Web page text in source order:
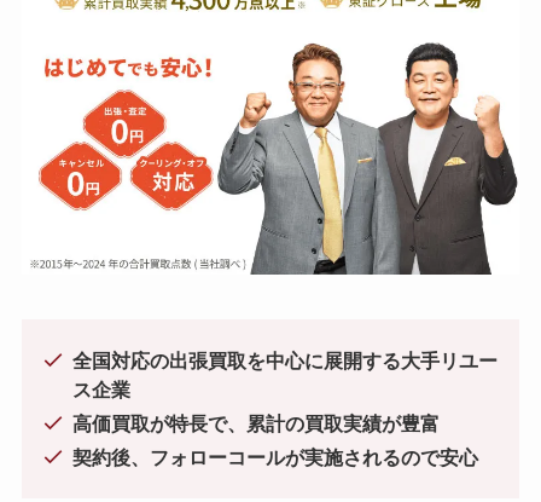
全国対応の出張買取を中心に展開する大手リユー
ス企業
高価買取が特長で、累計の買取実績が豊富
契約後、フォローコールが実施されるので安心